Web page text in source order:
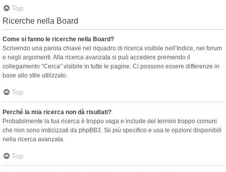
Top
Ricerche nella Board
Come si fanno le ricerche nella Board?
Scrivendo una parola chiave nel riquadro di ricerca visibile nell’Indice, nei forum
e negli argomenti. Alla ricerca avanzata si può accedere premendo il
collegamento “Cerca” visibile in tutte le pagine. Ci possono essere differenze in
base allo stile utilizzato.
Top
Perché la mia ricerca non dà risultati?
Probabilmente la tua ricerca è troppo vaga e include dei termini troppo comuni
che non sono indicizzati da phpBB3. Sii più specifico e usa le opzioni disponibili
nella ricerca avanzata.
Top